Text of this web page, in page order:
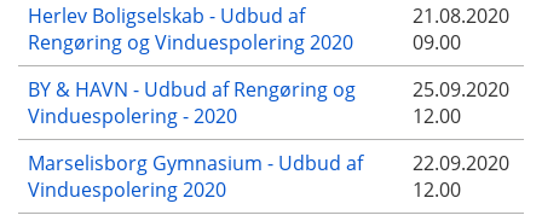
Herlev Boligselskab - Udbud af
Rengøring og Vinduespolering 2020
21.08.2020
09.00
BY & HAVN - Udbud af Rengøring og
Vinduespolering - 2020
25.09.2020
12.00
Marselisborg Gymnasium - Udbud af
Vinduespolering 2020
22.09.2020
12.00